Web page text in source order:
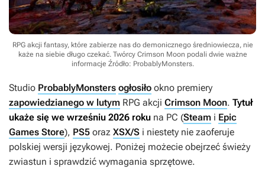
RPG akcji fantasy, które zabierze nas do demonicznego średniowiecza, nie
każe na siebie długo czekać. Twórcy Crimson Moon podali dwie ważne
informacje Źródło: ProbablyMonsters.
Studio ProbablyMonsters ogłosiło okno premiery
zapowiedzianego w lutym RPG akcji Crimson Moon. Tytuł
ukaże się we wrześniu 2026 roku na PC (Steam i Epic
Games Store), PS5 oraz XSX/S i niestety nie zaoferuje
polskiej wersji językowej. Poniżej możecie obejrzeć świeży
zwiastun i sprawdzić wymagania sprzętowe.